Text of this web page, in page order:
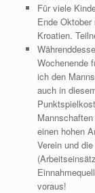
Für viele
Ende
Kroatien.
Wochenende
ich den
auch in
einen hohen
Verein und
voraus!